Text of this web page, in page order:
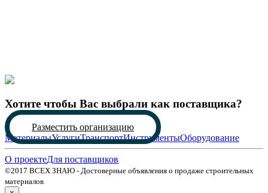
Хотите чтобы Вас выбрали как поставщика?
Разместить организацию
МатериалыУслугиТранспортИнструментыОборудование
О проектеДля поставщиков
©2017 ВСЕХ ЗНАЮ - Достоверные объявления о продаже строительных
материалов